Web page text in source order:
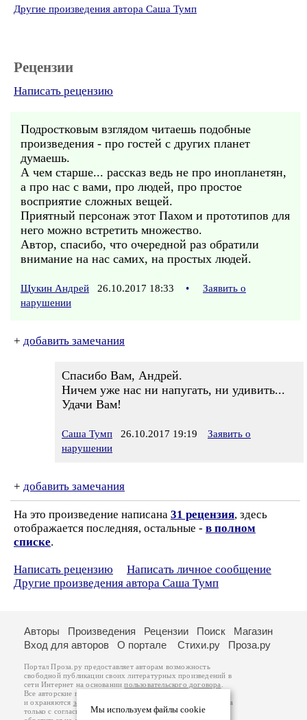
Другие произведения автора Саша Тумп
Рецензии
Написать рецензию
Подростковым взглядом читаешь подобные
произведения - про гостей с других планет
думаешь.
А чем старше... рассказ ведь не про инопланетян,
а про нас с вами, про людей, про простое
восприятие сложных вещей.
Приятный персонаж этот Пахом и прототипов для
него можно встретить множество.
Автор, спасибо, что очередной раз обратили
внимание на нас самих, на простых людей.
Щукин Андрей 26.10.2017 18:33 •
Заявить о
нарушении
+ добавить замечания
Спасибо Вам, Андрей.
Ничем уже нас ни напугать, ни удивить...
Удачи Вам!
Саша Тумп 26.10.2017 19:19
Заявить о
нарушении
+ добавить замечания
На это произведение написана 31 рецензия, здесь
отображается последняя, остальные - в полном
списке.
Написать рецензию
Написать личное сообщение
Другие произведения автора Саша Тумп
Мы используем файлы cookie
Авторы Произведения Рецензии Поиск
Магазин
Вход для авторов
О портале Стихи.ру Проза.ру
Портал Проза.ру предоставляет авторам возможность
свободной публикации своих литературных произведений в
сети Интернет на основаниипользовательского договора
Все авторские права на произведения принадлежат авторам
и охраняются законом
. Перепечатка произведений возможна
только с согласия его автора, к которому вы можете